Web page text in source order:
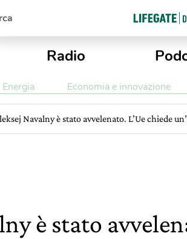
Radio
Energia Economia e innovazione
Navalny è stato avvelenato. L’Ue chiede
è stato